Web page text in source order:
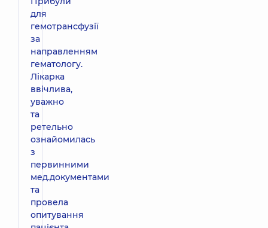
для
гемотрансфузії
за
направленням
гематологу.
Лікарка
ввічлива,
уважно
та
ретельно
ознайомилась
з
первинними
мед.документами
та
провела
опитування